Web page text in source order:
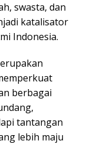
swasta, dan
katalisator
Indonesia.
berbagai
tantangan
lebih maju